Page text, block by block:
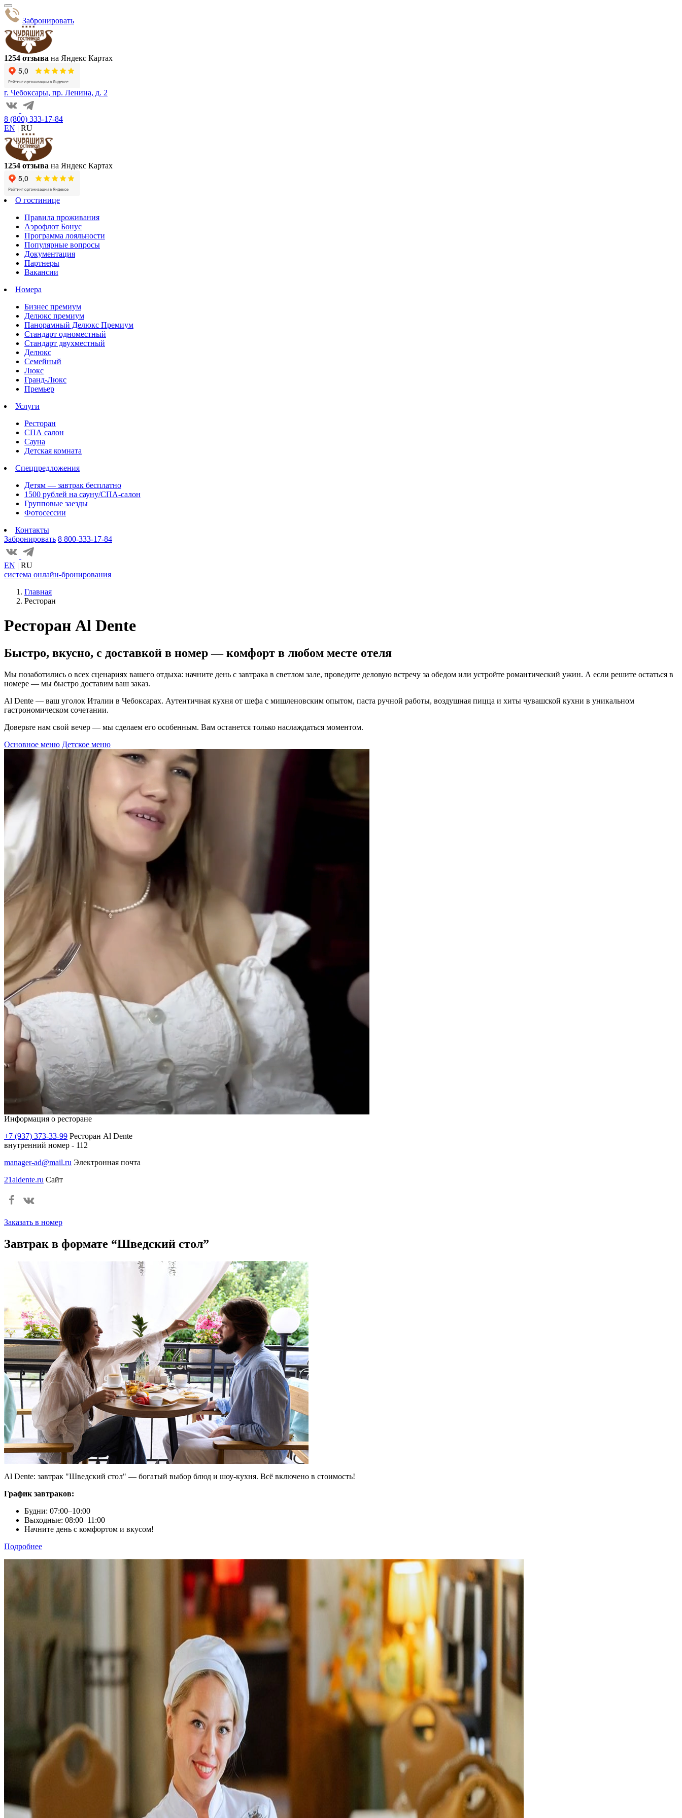
Забронировать
1254 отзыва на Яндекс Картах
г. Чебоксары, пр. Ленина, д. 2
8 (800) 333-17-84
EN | RU
1254 отзыва на Яндекс Картах
О гостинице
Правила проживания
Аэрофлот Бонус
Программа лояльности
Популярные вопросы
Документация
Партнеры
Вакансии
Номера
Бизнес премиум
Делюкс премиум
Панорамный Делюкс Премиум
Стандарт одноместный
Стандарт двухместный
Делюкс
Семейный
Люкс
Гранд-Люкс
Премьер
Услуги
Ресторан
СПА салон
Сауна
Детская комната
Спецпредложения
Детям — завтрак бесплатно
1500 рублей на сауну/СПА-салон
Групповые заезды
Фотосессии
Контакты
Забронировать 8 800-333-17-84
EN | RU
система онлайн-бронирования
Главная
Ресторан
Ресторан Al Dente
Быстро, вкусно, с доставкой в номер — комфорт в любом месте отеля
Мы позаботились о всех сценариях вашего отдыха: начните день с завтрака в светлом зале, проведите деловую встречу за обедом или устройте романтический ужин. А если решите остаться в
номере — мы быстро доставим ваш заказ.
Al Dente — ваш уголок Италии в Чебоксарах. Аутентичная кухня от шефа с мишленовским опытом, паста ручной работы, воздушная пицца и хиты чувашской кухни в уникальном
гастрономическом сочетании.
Доверьте нам свой вечер — мы сделаем его особенным. Вам останется только наслаждаться моментом.
Основное меню Детское меню
Информация о ресторане
+7 (937) 373-33-99 Ресторан Al Dente
внутренний номер - 112
manager-ad@mail.ru Электронная почта
21aldente.ru Сайт
Заказать в номер
Завтрак в формате “Шведский стол”
Al Dente: завтрак "Шведский стол" — богатый выбор блюд и шоу-кухня. Всё включено в стоимость!
График завтраков:
Будни: 07:00–10:00
Выходные: 08:00–11:00
Начните день с комфортом и вкусом!
Подробнее